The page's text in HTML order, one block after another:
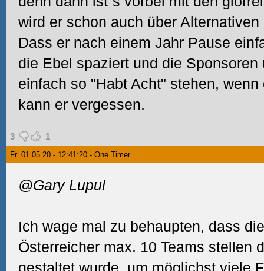
wird er schon auch über
Dass er nach einem Jahr Pause
die Ebel spaziert und die
einfach so "Habt Acht" stehen,
kann er vergessen.
3 1
Fr. 01.05.20 - 12:41:20 - One Timer
@Gary Lupul
Ich wage mal zu behaupten, dass
Österreicher max. 10 Teams stellen
gestaltet wurde, um möglichst viele